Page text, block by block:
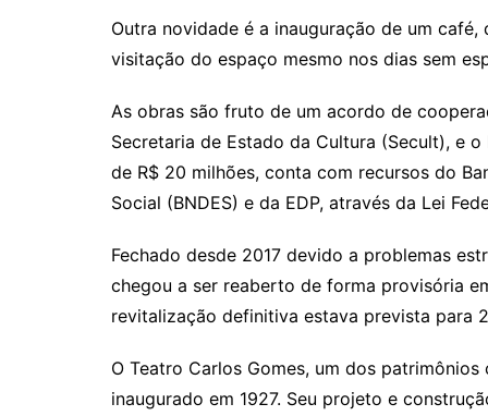
Outra novidade é a inauguração de um
visitação do espaço mesmo nos dias sem
As obras são fruto de um acordo de
Secretaria de Estado da Cultura (Secult), e
de R$ 20 milhões, conta com recursos do
Social (BNDES) e da EDP, através da Lei
Fechado desde 2017 devido a problemas
chegou a ser reaberto de forma provisória
revitalização definitiva estava prevista para
O Teatro Carlos Gomes, um dos
inaugurado em 1927. Seu projeto e